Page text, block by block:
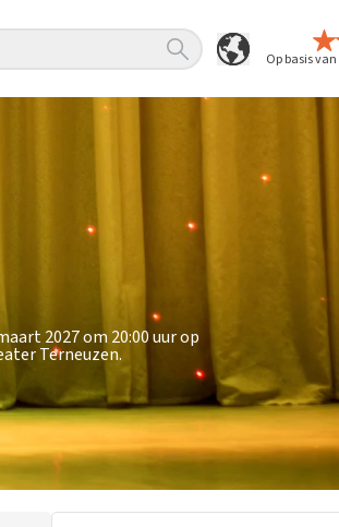
Op basis van
2027 om 20:00 uur op
Terneuzen.